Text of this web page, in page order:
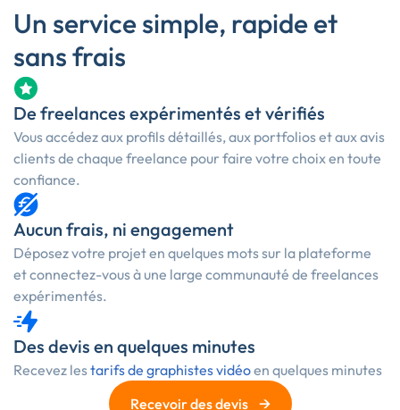
Un service simple, rapide et
sans frais
De freelances expérimentés et vérifiés
Vous accédez aux profils détaillés, aux portfolios et aux avis
clients de chaque freelance pour faire votre choix en toute
confiance.
Aucun frais, ni engagement
Déposez votre projet en quelques mots sur la plateforme
et connectez-vous à une large communauté de freelances
expérimentés.
Des devis en quelques minutes
Recevez lestarifs de graphistes vidéoen quelques minutes
Recevoir des devis
→